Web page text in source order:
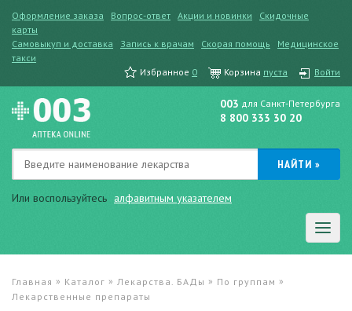
Оформление заказа Вопрос-ответ Акции и новинки
Скидочные
карты
Самовыкуп и доставка
Запись к врачам Скорая помощь
Медицинское
такси
Избранное 0 Корзина пуста Войти
Или воспользуйтесь алфавитным указателем
003 для Санкт-Петербурга
8 800 333 30 20
Главная » Каталог » Лекарства. БАДы » По группам »
Лекарственные препараты